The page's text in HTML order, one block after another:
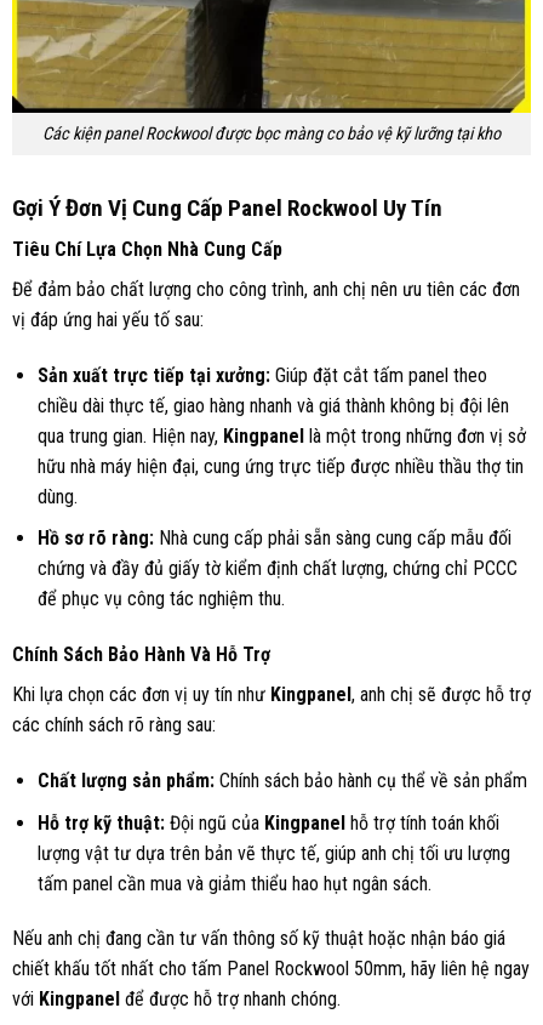
Các kiện panel Rockwool được bọc màng co bảo vệ kỹ lưỡng tại kho
Gợi Ý Đơn Vị Cung Cấp Panel Rockwool Uy Tín
Tiêu Chí Lựa Chọn Nhà Cung Cấp
Để đảm bảo chất lượng cho công trình, anh chị nên ưu tiên các đơn
vị đáp ứng hai yếu tố sau:
Sản xuất trực tiếp tại xưởng:Giúp đặt cắt tấm panel theo
chiều dài thực tế, giao hàng nhanh và giá thành không bị đội lên
qua trung gian. Hiện nay, Kingpanellà một trong những đơn vị sở
hữu nhà máy hiện đại, cung ứng trực tiếp được nhiều thầu thợ tin
dùng.
Hồ sơ rõ ràng:Nhà cung cấp phải sẵn sàng cung cấp mẫu đối
chứng và đầy đủ giấy tờ kiểm định chất lượng, chứng chỉ PCCC
để phục vụ công tác nghiệm thu.
Chính Sách Bảo Hành Và Hỗ Trợ
Khi lựa chọn các đơn vị uy tín như Kingpanel , anh chị sẽ được hỗ trợ
các chính sách rõ ràng sau:
Chất lượng sản phẩm:Chính sách bảo hành cụ thể về sản phẩm
Hỗ trợ kỹ thuật:Đội ngũ của Kingpanelhỗ trợ tính toán khối
lượng vật tư dựa trên bản vẽ thực tế, giúp anh chị tối ưu lượng
tấm panel cần mua và giảm thiểu hao hụt ngân sách.
Nếu anh chị đang cần tư vấn thông số kỹ thuật hoặc nhận báo giá
chiết khấu tốt nhất cho tấm Panel Rockwool 50mm, hãy liên hệ ngay
với Kingpanel để được hỗ trợ nhanh chóng.